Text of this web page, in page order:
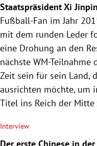
Staatspräsident Xi
Fußball-Fan im Jahr
mit dem runden Leder
eine Drohung an den
nächste WM-
Zeit sein für sein Land,
ausrichten möchte, um
Titel ins Reich der Mitte
Interview
Der erste Chinese in